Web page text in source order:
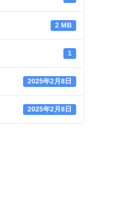
2 MB
1
2025年2月8日
2025年2月8日